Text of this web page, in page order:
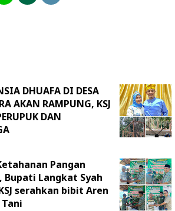
DHUAFA DI DESA
AKAN RAMPUNG, KSJ
DAN
Pangan
Bupati Langkat Syah
serahkan bibit Aren